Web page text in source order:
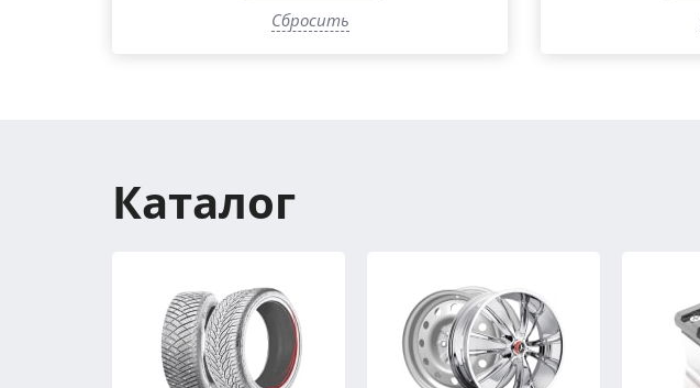
Сбросить
Каталог